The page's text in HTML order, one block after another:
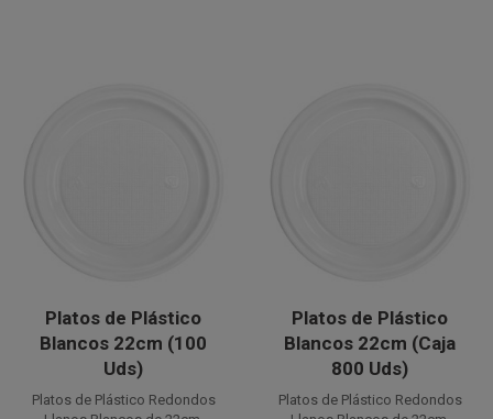
Platos de Plástico
Blancos 22cm (100
Uds)
Platos de Plástico Redondos
Platos de Plástico
Blancos 22cm (Caja
800 Uds)
Platos de Plástico Redondos